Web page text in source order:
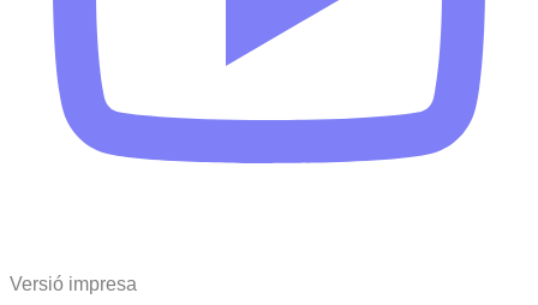
Versió impresa